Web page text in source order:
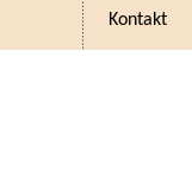
Kontakt